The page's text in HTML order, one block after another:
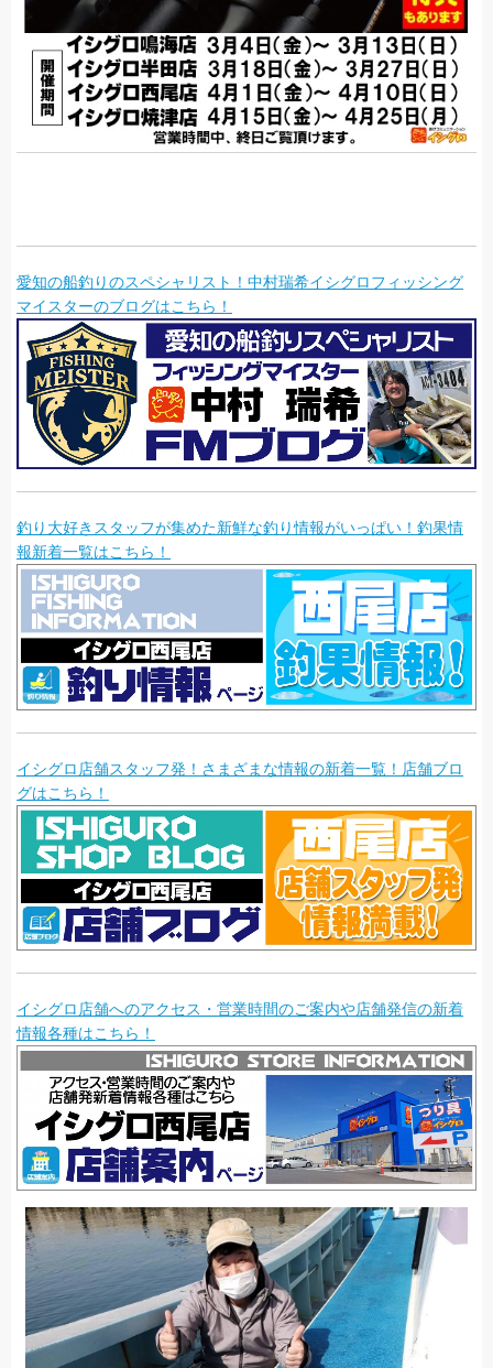
愛知の船釣りのスペシャリスト！中村瑞希イシグロフィッシング
マイスターのブログはこちら！
釣り大好きスタッフが集めた新鮮な釣り情報がいっぱい！釣果情
報新着一覧はこちら！
イシグロ店舗スタッフ発！さまざまな情報の新着一覧！店舗ブロ
グはこちら！
イシグロ店舗へのアクセス・営業時間のご案内や店舗発信の新着
情報各種はこちら！